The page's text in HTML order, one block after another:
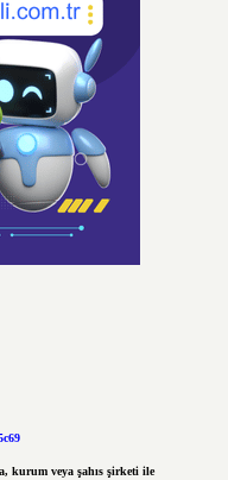
kurum veya şahıs şirketi ile